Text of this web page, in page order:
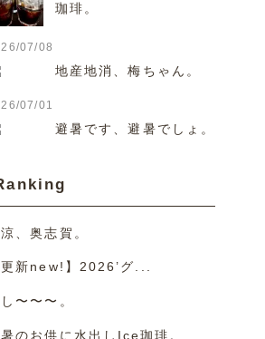
珈琲。
07/08
地産地消、梅ちゃん。
07/01
避暑です、避暑でしょ。
、奥志賀。
更新new!】2026’グ...
〜〜〜。
のお供に水出しIce珈琲。